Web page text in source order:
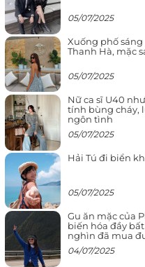
05/07/2025
Xuống phố sáng
Thanh Hà, mặc
05/07/2025
Nữ ca sĩ U40
tính bùng cháy,
ngôn tình
05/07/2025
Hải Tú đi biển
05/07/2025
Gu ăn mặc của
biến hóa đầy
nghìn đã mua
04/07/2025